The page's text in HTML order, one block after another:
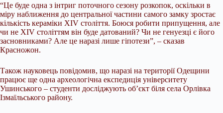
“Це буде одна з інтриг поточного сезону розкопок, оскільки в
міру наближення до центральної частини самого замку зростає
кількість кераміки XIV століття. Боюся робити припущення, але
чи не XIV століттям він буде датований? Чи не генуезці є його
засновниками? Але це наразі лише гіпотези”, – сказав
Красножон.
Також науковець повідомив, що наразі на території Одещини
працює ще одна археологічна експедиція університету
Ушинського – студенти досліджують об’єкт біля села Орлівка
Ізмаїльського району.